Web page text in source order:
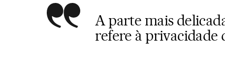
A parte mais
refere à privacidade